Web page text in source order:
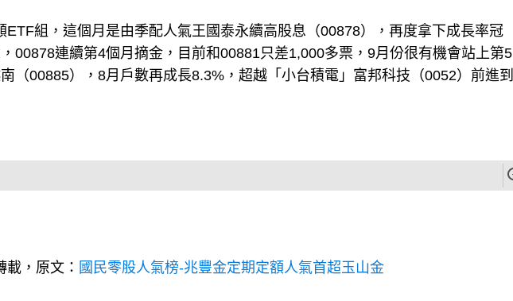
ETF組，這個月是由季配人氣王國泰永續高股息（00878），再度拿下成長率冠
00878連續第4個月摘金，目前和00881只差1,000多票，9月份很有機會站上第5
（00885），8月戶數再成長8.3%，超越「小台積電」富邦科技（0052）前進到
載，原文： 國民零股人氣榜-兆豐金定期定額人氣首超玉山金